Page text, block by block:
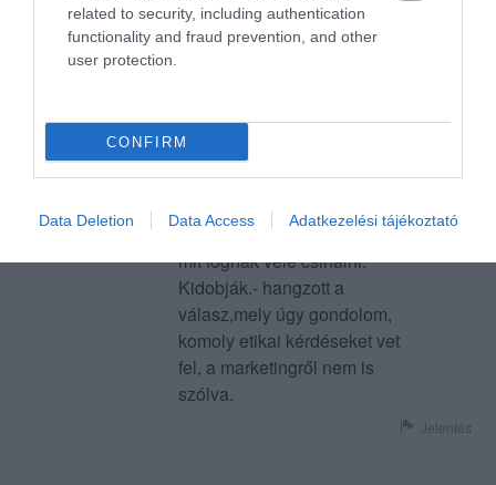
related to security, including authentication
functionality and fraud prevention, and other
user protection.
CONFIRM
Data Deletion Data Access Adatkezelési tájékoztató
2016. Február 11.
Sok étteremben jártam
ilyen esettel még nem
találkoztam. A főételem 2/3-
ával nem boldogultam, így
kértem elvitelre,azt mondták
nem lehet. Kérdeztem,hogy
mit fognak vele csinálni.
Kidobják.- hangzott a
válasz,mely úgy gondolom,
komoly etikai kérdéseket vet
fel, a marketingről nem is
szólva.
Jelentés